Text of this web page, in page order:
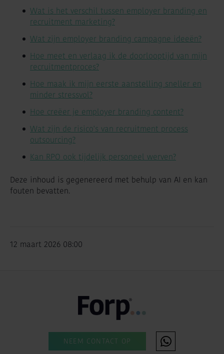
Wat is het verschil tussen employer branding en
recruitment marketing?
Wat zijn employer branding campagne ideeën?
Hoe meet en verlaag ik de doorlooptijd van mijn
recruitmentproces?
Hoe maak ik mijn eerste aanstelling sneller en
minder stressvol?
Hoe creëer je employer branding content?
Wat zijn de risico's van recruitment process
outsourcing?
Kan RPO ook tijdelijk personeel werven?
Deze inhoud is gegenereerd met behulp van AI en kan
fouten bevatten.
12 maart 2026 08:00
NEEM CONTACT OP